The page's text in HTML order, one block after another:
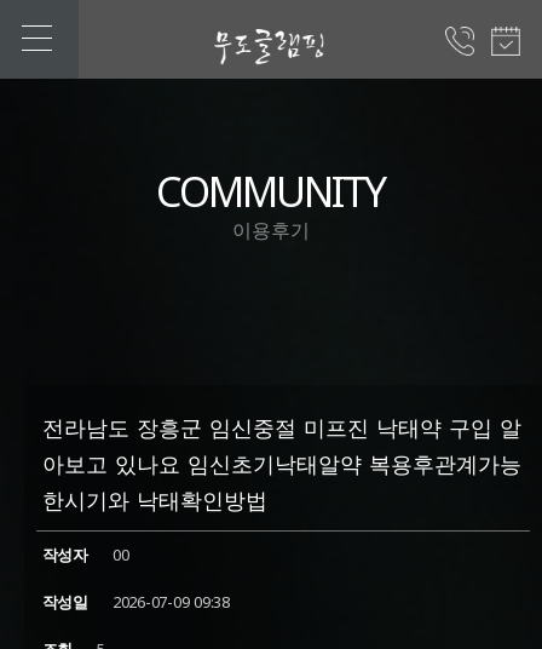
COMMUNITY
이용후기
전라남도 장흥군 임신중절 미프진 낙태약 구입 알
아보고 있나요 임신초기낙태알약 복용후관계가능
한시기와 낙태확인방법
작성자 00
작성일 2026-07-09 09:38